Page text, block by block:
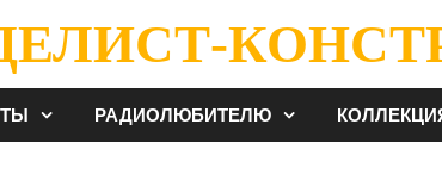
РАДИОЛЮБИТЕЛЮ